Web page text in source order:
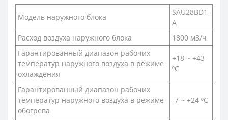
Модель наружного блока
SAU28BD1-
A
Расход воздуха наружного блока
1800 м3/ч
Гарантированный диапазон рабочих
температур наружного воздуха в режиме
охлаждения
+18 ~ +43
⁰С
Гарантированный диапазон рабочих
температур наружного воздуха в режиме
обогрева
-7 ~ +24 ⁰С